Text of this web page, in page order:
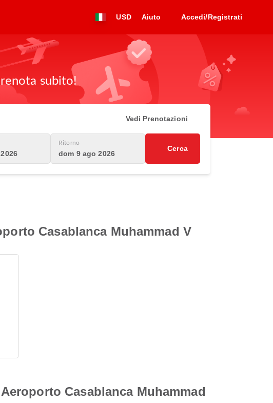
USD Aiuto Accedi/Registrati
subito!
Vedi Prenotazioni
Ritorno
dom 9 ago 2026
Cerca
Casablanca Muhammad V
Casablanca Muhammad